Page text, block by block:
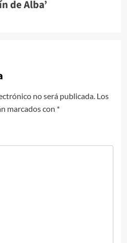
de Alba’
no será publicada. Los
marcados con *